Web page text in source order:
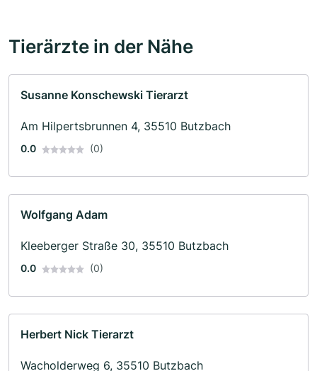
Tierärzte in der Nähe
Susanne Konschewski Tierarzt
Am Hilpertsbrunnen 4, 35510 Butzbach
0.0 (0)
Wolfgang Adam
Kleeberger Straße 30, 35510 Butzbach
0.0 (0)
Herbert Nick Tierarzt
Wacholderweg 6, 35510 Butzbach